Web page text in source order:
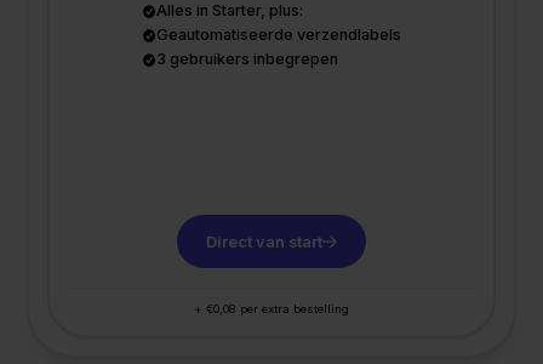
Alles in Starter, plus:
Geautomatiseerde verzendlabels
3 gebruikers inbegrepen
Direct van start
+ €0,08 per extra bestelling